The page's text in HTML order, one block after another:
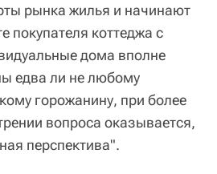
рынка жилья и начинают
покупателя коттеджа с
дома вполне
едва ли не любому
горожанину, при более
вопроса оказывается,
перспектива".